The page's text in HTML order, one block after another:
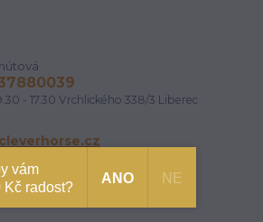
- 17.30 Vrchlického 338/3 Liberec
vám
Kč radost?
ANO NE